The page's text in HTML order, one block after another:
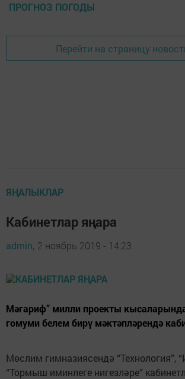
ПРОГНОЗ ПОГОДЫ
Перейти на страницу
ЯҢАЛЫКЛАР
Кабинетлар яңара
admin, 2 ноябрь 2019 - 14:23
Мәгариф” милли проекты
гомуми белем бирү мәктәпләрендә
Мөслим гимназиясендә “Технология”,
“Тормыш иминлеге нигезләре”